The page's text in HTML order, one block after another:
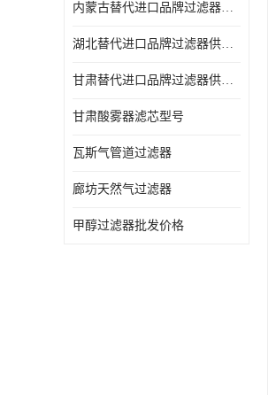
内蒙古替代进口品牌过滤器厂家
湖北替代进口品牌过滤器供应商
甘肃替代进口品牌过滤器供应商
甘肃酸雾器滤芯型号
瓦斯气管道过滤器
廊坊天然气过滤器
甲醇过滤器批发价格